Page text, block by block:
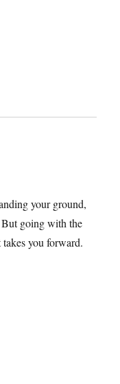
your ground,
But going with the
you forward.